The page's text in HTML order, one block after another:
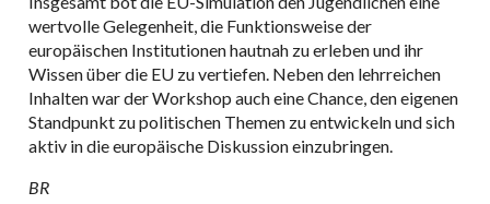
wertvolle Gelegenheit, die Funktionsweise der
europäischen Institutionen hautnah zu erleben und ihr
Wissen über die EU zu vertiefen. Neben den lehrreichen
Inhalten war der Workshop auch eine Chance, den eigenen
Standpunkt zu politischen Themen zu entwickeln und sich
aktiv in die europäische Diskussion einzubringen.
BR